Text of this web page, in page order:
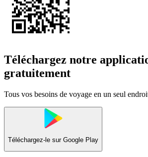
Téléchargez notre
gratuitement
Tous vos besoins de voyage en un seul
Téléchargez-le sur Google Play